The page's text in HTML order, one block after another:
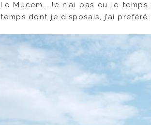
Le Mucem… Je n’ai pas eu le
temps dont je disposais, j’ai